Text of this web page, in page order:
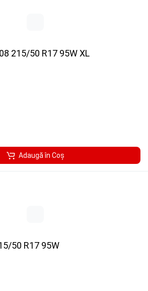
215/50 R17 95W XL
Adaugă în Coş
50 R17 95W